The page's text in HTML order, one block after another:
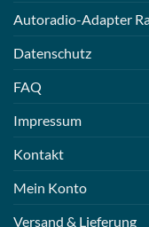
Autoradio-Adapter
Datenschutz
FAQ
Impressum
Kontakt
Mein Konto
Versand & Lieferung